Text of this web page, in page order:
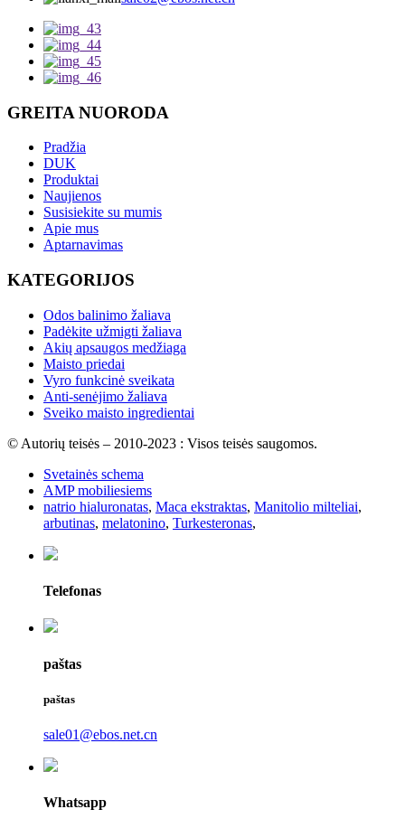
GREITA NUORODA
Pradžia
DUK
Produktai
Naujienos
Susisiekite su mumis
Apie mus
Aptarnavimas
KATEGORIJOS
Odos balinimo žaliava
Padėkite užmigti žaliava
Akių apsaugos medžiaga
Maisto priedai
Vyro funkcinė sveikata
Anti-senėjimo žaliava
Sveiko maisto ingredientai
© Autorių teisės – 2010-2023 : Visos teisės saugomos.
Svetainės schema
AMP mobiliesiems
natrio hialuronatas, Maca ekstraktas, Manitolio milteliai,
arbutinas, melatonino, Turkesteronas,
Telefonas
paštas
paštas
sale01@ebos.net.cn
Whatsapp